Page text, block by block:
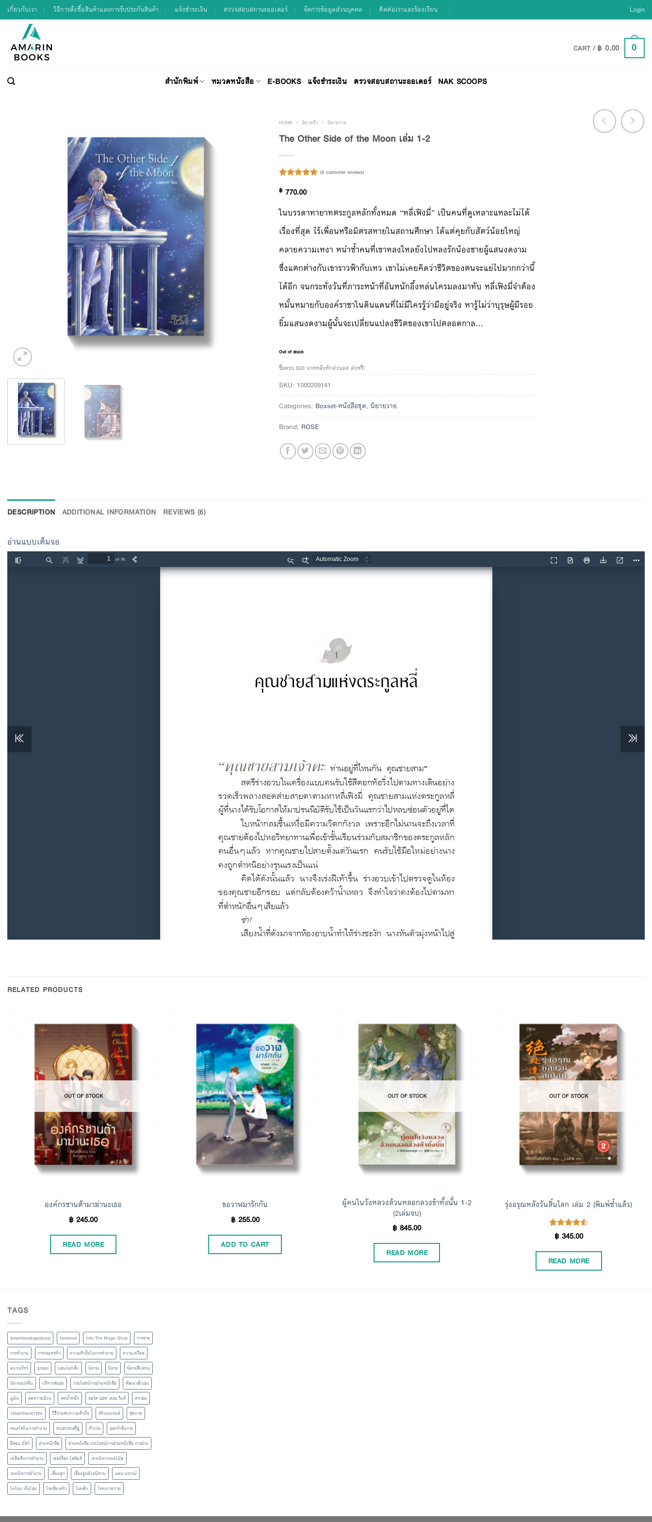
Skip
to
เกี่ยวกับเรา วิธีการสั่งซื้อสินค้าและการรับประกันสินค้า แจ้งชำระเงิน ตรวจสอบสถานะออเดอร์ จัดการข้อมูลส่วนบุคคล ติดต่อเราและร้องเรียน Login
CART /฿ 0.00 0
สำนักพิมพ์ หมวดหนังสือ E-BOOKS แจ้งชำระเงิน ตรวจสอบสถานะออเดอร์ NAK SCOOPS
HOME / นิยายรัก / นิยายวาย
The Other Side of the Moon เล่ม 1-2
out of 5
customer
ratings
(6customer reviews)
฿ 770.00
ในบรรดาทายาทตระกูลหลักทั้งหมด “หลี่เฟิงมี่” เป็นคนที่ดูเหลาะแหละไม่ได้
เรื่องที่สุด ไร้เพื่อนหรือมิตรสหายในสถานศึกษา ได้แต่คุยกับสัตว์น้อยใหญ่
คลายความเหงา หนำซ้ำคนที่เขาหลงใหลยังไปหลงรักน้องชายผู้แสนงดงาม
ซึ่งแตกต่างกับเขาราวฟ้ากับเหว เขาไม่เคยคิดว่าชีวิตของตนจะแย่ไปมากกว่านี้
ได้อีก จนกระทั่งวันที่ภาระหน้าที่อันหนักอึ้งหล่นโครมลงมาทับ หลี่เฟิงมี่จำต้อง
หมั้นหมายกับองค์ราชาในดินแดนที่ไม่มีใครรู้ว่ามีอยู่จริง หารู้ไม่ว่าบุรุษผู้มีรอย
ยิ้มแสนงดงามผู้นั้นจะเปลี่ยนแปลงชีวิตของเขาไปตลอดกาล…
Out of stock
ซื้อครบ 600 บาทหลังหักส่วนลด ส่งฟรี!
SKU: 1000209141
Categories: Boxset-หนังสือชุด, นิยายวาย
Brand: ROSE
DESCRIPTION ADDITIONAL INFORMATION REVIEWS (6)
อ่านแบบเต็มจอ
RELATED PRODUCTS
Wishlist
OUT OF STOCK
องค์กรซานต้ามาฆ่านะเธอ
฿245.00
READ MORE
Wishlist
ขอวาฬมารักกัน
฿255.00
ADD TO CART
Wishlist
OUT OF STOCK
ผู้คนในวังหลวงล้วนหลอกลวงข้าทั้งนั้น 1-2
(2เล่มจบ)
฿845.00
READ MORE
Wishlist
OUT OF STOCK
รุ่งอรุณหลังวันสิ้นโลก เล่ม 2 (พิมพ์ซ้ำแล้ว)
Rated4.50
฿345.00
READ MORE
TAGS
amarinbookspodcast famiread Into The Magic Shop
การขาย
การทำงาน
กาหลมหรทึก ความสำเร็จในการทำงาน
ความเครียด
ดร.วรภัทร์
ธรรมะ นอนไม่หลับ นิทาน นิยาย
นิยายสืบสวน
นิยายแปลจีน
บริหารสมอง ประโยชน์การอ่านหนังสือ
พัฒนาตัวเอง
มูมิน
ลดความอ้วน ลดน้ำหนัก ลอร์ด ออฟ เดอะ ริงส์
ลากอม
วรรณกรรมเยาวชน
วิธีประสบความสำเร็จ สร้างแบรนด์
สุขภาพ
หมดไฟในการทำงาน
หมอประเสริฐ หัวเว่ย
ออกกำลังกาย
อีลอน มัสก์
อ่านหนังสือ
อ่านหนังสือ ประโยชน์การอ่านหนังสือ การอ่าน
เคล็ดลับการทำงาน
เชอร์ล็อก โฮล์มส์
เทคนิคการจดโน้ต
เทคนิคการทำงาน
เลี้ยงลูก เลี้ยงลูกด้วยนิทาน
แดน บราวน์
โคโนะ เก็นโตะ
โรคซึมเศร้า โรคตับ โรคเบาหวาน